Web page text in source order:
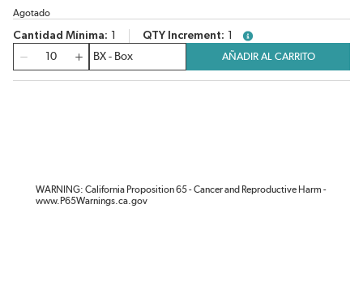
Agotado
Cantidad Mínima QTY Increment
more info
Cantidad
AÑADIR AL CARRITO
WARNING: California Proposition 65 - Cancer and Reproductive Harm -
www.P65Warnings.ca.gov